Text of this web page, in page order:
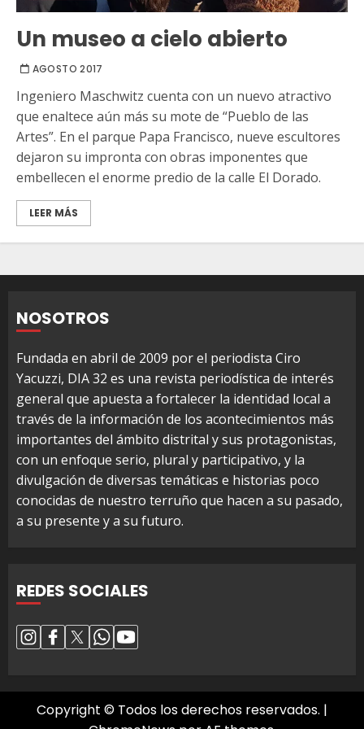
Un museo a cielo abierto
AGOSTO 2017
Ingeniero Maschwitz cuenta con un nuevo atractivo
que enaltece aún más su mote de “Pueblo de las
Artes”. En el parque Papa Francisco, nueve escultores
dejaron su impronta con obras imponentes que
embellecen el enorme predio de la calle El Dorado.
LEER MÁS
NOSOTROS
Fundada en abril de 2009 por el periodista Ciro
Yacuzzi, DIA 32 es una revista periodística de interés
general que apuesta a fortalecer la identidad local a
través de la información de los acontecimientos más
importantes del ámbito distrital y sus protagonistas,
con un enfoque serio, plural y participativo, y la
divulgación de diversas temáticas e historias poco
conocidas de nuestro terruño que hacen a su pasado,
a su presente y a su futuro.
REDES SOCIALES
Copyright © Todos los derechos reservados. |